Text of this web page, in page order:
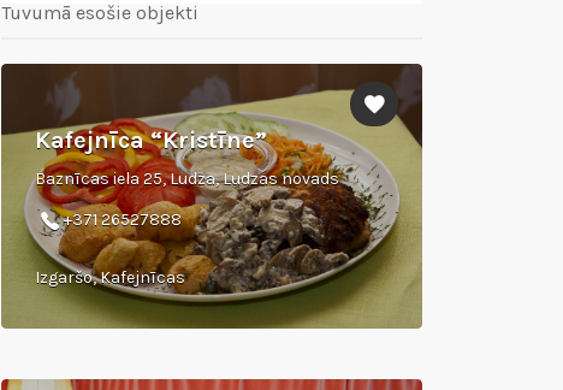
Tuvumā esošie objekti
Kafejnīca “Kristīne”
Baznīcas iela 25, Ludza, Ludzas novads
+371 26527888
Izgaršo, Kafejnīcas